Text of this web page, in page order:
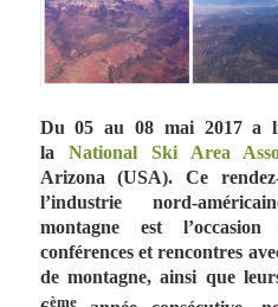
Du 05 au 08 mai 2017 a
la National Ski Area
Arizona (USA). Ce
l’industrie nord-
montagne est
conférences et rencontres
de montagne, ainsi que
ème